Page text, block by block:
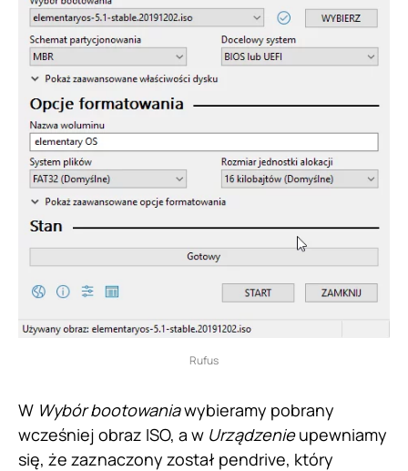
Rufus
W Wybór bootowaniawybieramy pobrany
wcześniej obraz ISO, a w Urządzenieupewniamy
się, że zaznaczony został pendrive, który